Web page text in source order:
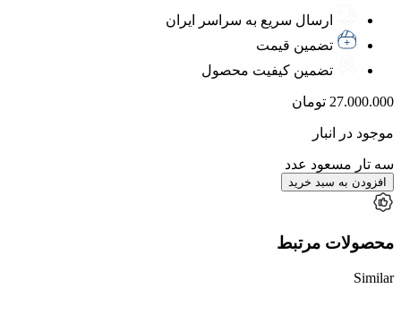
ارسال سریع به سراسر ایران
تضمین قیمت
تضمین کیفیت محصول
27.000.000 تومان
موجود در انبار
سه تار مسعود عدد
افزودن به سبد خرید
محصولات مرتبط
Similar